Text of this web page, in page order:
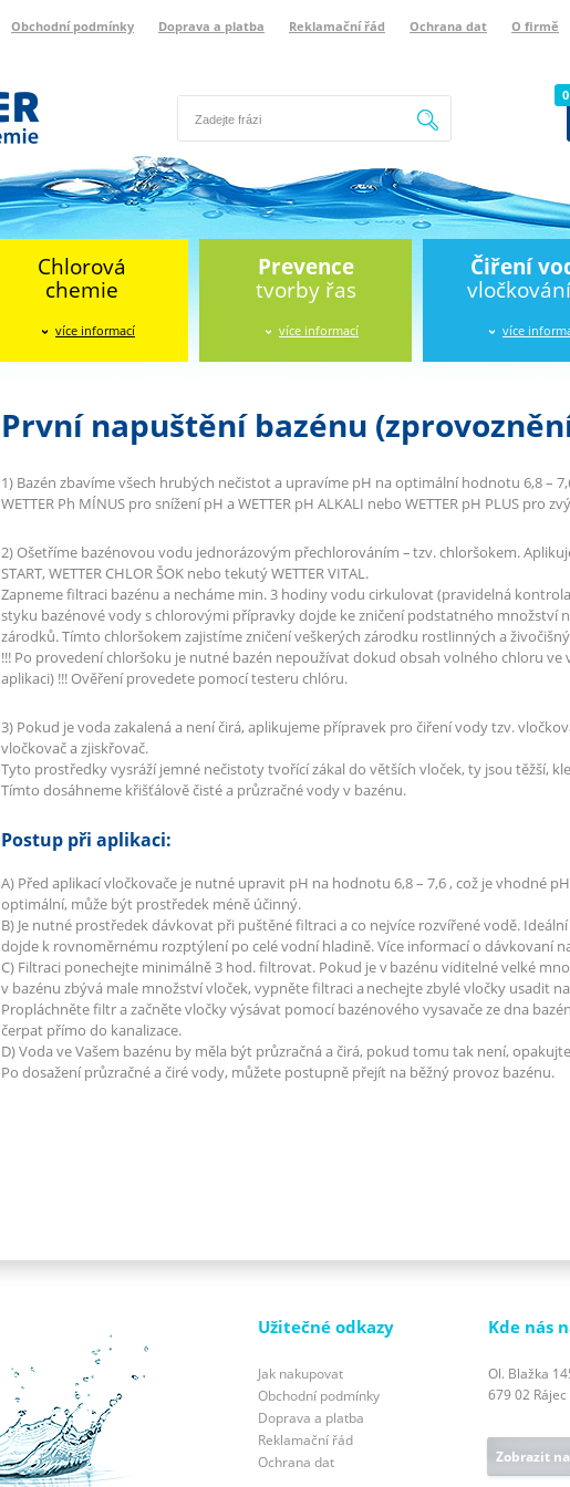
Obchodní podmínky Doprava a platba Reklamační řád Ochrana dat O firmě
Hledat
0
Chlorová
chemie
více informací
Prevence
tvorby řas
více informací
Čiření
více
První napuštění bazénu
1) Bazén zbavíme všech hrubých nečistot a upravíme pH na optimální hodnotu 6,8 –
WETTER Ph MÍNUS pro snížení pH a WETTER pH ALKALI nebo WETTER pH PLUS pro
2) Ošetříme bazénovou vodu jednorázovým přechlorováním – tzv. chloršokem.
START, WETTER CHLOR ŠOK nebo tekutý WETTER VITAL.
Zapneme filtraci bazénu a necháme min. 3 hodiny vodu cirkulovat (pravidelná
styku bazénové vody s chlorovými přípravky dojde ke zničení podstatného množství
zárodků. Tímto chloršokem zajistíme zničení veškerých zárodku rostlinných a
!!! Po provedení chloršoku je nutné bazén nepoužívat dokud obsah volného chloru ve
aplikaci) !!! Ověření provedete pomocí testeru chlóru.
3) Pokud je voda zakalená a není čirá, aplikujeme přípravek pro čiření vody tzv.
vločkovač a zjiskřovač.
Tyto prostředky vysráží jemné nečistoty tvořící zákal do větších vloček, ty jsou těžší,
Tímto dosáhneme křišťálově čisté a průzračné vody v bazénu.
Postup při aplikaci:
A) Před aplikací vločkovače je nutné upravit pH na hodnotu 6,8 – 7,6 , což je vhodné
optimální, může být prostředek méně účinný.
B) Je nutné prostředek dávkovat při puštěné filtraci a co nejvíce rozvířené vodě.
dojde k rovnoměrnému rozptýlení po celé vodní hladině. Více informací o dávkovaní
C) Filtraci ponechejte minimálně 3 hod. filtrovat. Pokud je v bazénu viditelné velké
v bazénu zbývá male množství vloček, vypněte filtraci a nechejte zbylé vločky usadit
Propláchněte filtr a začněte vločky výsávat pomocí bazénového vysavače ze dna
čerpat přímo do kanalizace.
D) Voda ve Vašem bazénu by měla být průzračná a čirá, pokud tomu tak není,
Po dosažení průzračné a čiré vody, můžete postupně přejít na běžný provoz bazénu.
Užitečné odkazy
Jak nakupovat
Obchodní podmínky
Doprava a platba
Reklamační řád
Ochrana dat
Kde nás
Ol. Blažka
679 02
Zobrazit